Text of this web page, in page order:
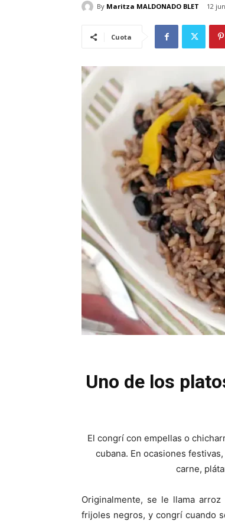
By Maritza MALDONADO BLET 12
Cuota
Uno de los
El congrí con empellas o
cubana. En ocasiones
carne,
Originalmente, se le llama
frijoles negros, y congrí cuando